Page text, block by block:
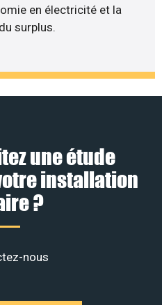
en électricité et la
surplus.
une étude
installation
?
nous